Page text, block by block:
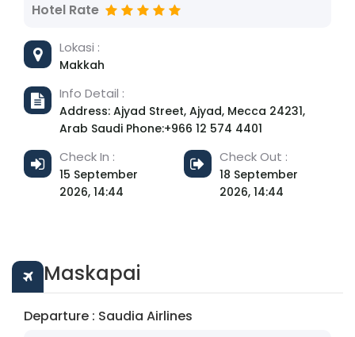
Noor dapat dicapai dalam 10 menit
Bada'ah, Medina 42311, Saudi Arabia
Hotel Rate
Lokasi :
Makkah
Info Detail :
Address: Ajyad Street, Ajyad, Mecca 24231,
Arab Saudi Phone:+966 12 574 4401
Check In :
15 September
2026, 14:44
Check Out :
18 September
2026, 14:44
Maskapai
Departure : Saudia Airlines